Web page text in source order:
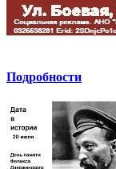
Подробности